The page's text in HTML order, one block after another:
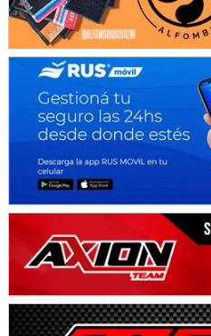
KDO - F6
Ciudad de Trenque Lauquen (Asfalto)
Trenque Lauquen (Buenos Aires)
ENTRERRIANO - F6 (POSTERGADA)
Parque de la Velocidad (Asfalto)
Villaguay (Entre Ríos)
VICTORIENSE - F7
El Cerro (Tierra)
Victoria (Entre Ríos)
PATAGONICO - F6
Moto Club Reginense (Tierra)
Gral. E. Godoy (Río Negro)
CSK - F7
Juventud Unida (Tierra)